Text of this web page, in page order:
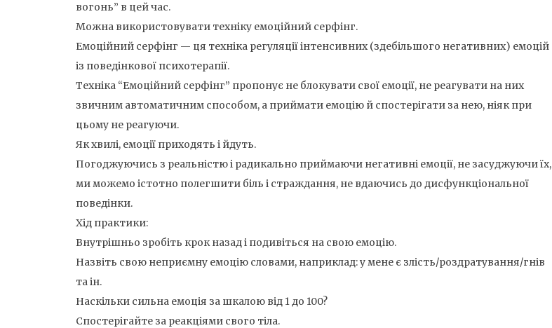
вогонь” в цей час.
Можна використовувати техніку емоційний серфінг.
Емоційний серфінг — ця техніка регуляції інтенсивних (здебільшого негативних) емоцій
із поведінкової психотерапії.
Техніка “Емоційний серфінг” пропонує не блокувати свої емоції, не реагувати на них
звичним автоматичним способом, а приймати емоцію й спостерігати за нею, ніяк при
цьому не реагуючи.
Як хвилі, емоції приходять і йдуть.
Погоджуючись з реальністю і радикально приймаючи негативні емоції, не засуджуючи їх,
ми можемо істотно полегшити біль і страждання, не вдаючись до дисфункціональної
поведінки.
Хід практики:
Внутрішньо зробіть крок назад і подивіться на свою емоцію.
Назвіть свою неприємну емоцію словами, наприклад: у мене є злість/роздратування/гнів
та ін.
Наскільки сильна емоція за шкалою від 1 до 100?
Спостерігайте за реакціями свого тіла.